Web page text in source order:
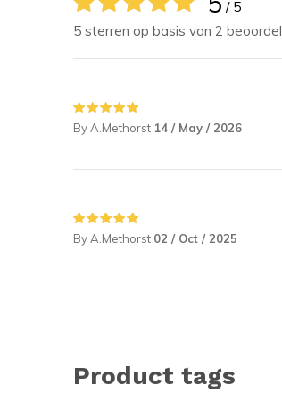
/ 5
5 sterren op basis van 2
By A.Methorst 14 / May / 2026
By A.Methorst 02 / Oct / 2025
Product tags